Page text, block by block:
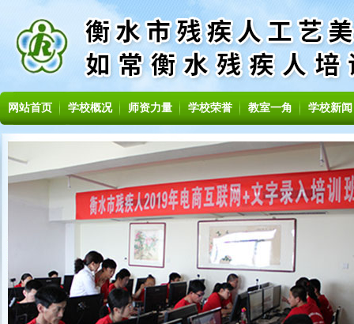
网站首页 学校概况 师资力量 学校荣誉 教室一角 学校新闻